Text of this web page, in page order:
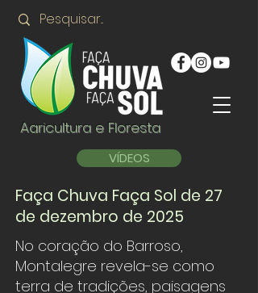
Agricultura e Floresta
VÍDEOS
Faça Chuva Faça Sol de 27
de dezembro de 2025
No coração do Barroso,
Montalegre revela-se como
terra de tradições, paisagens